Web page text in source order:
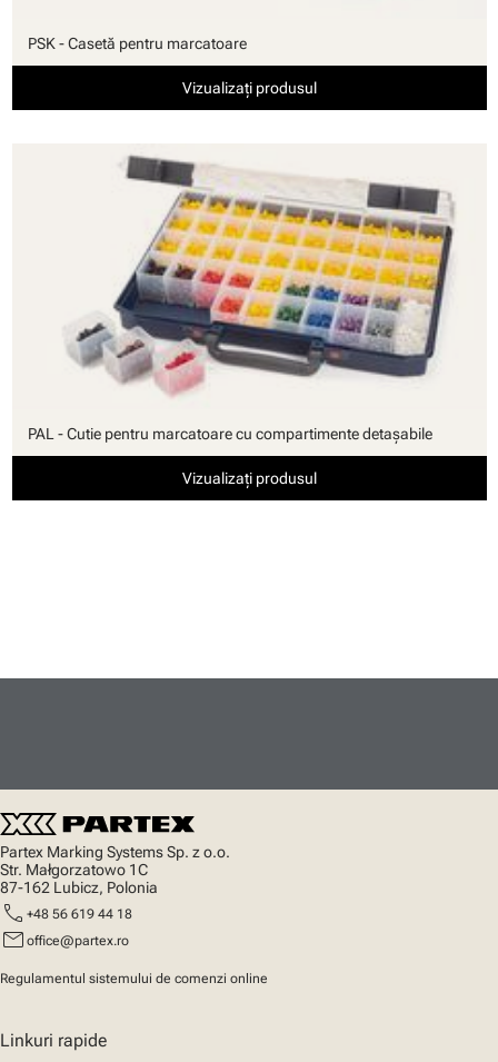
PSK - Casetă pentru marcatoare
Vizualizați produsul
PAL - Cutie pentru marcatoare cu compartimente detaşabile
Vizualizați produsul
Partex Marking Systems Sp. z o.o.
Str. Małgorzatowo 1C
87-162 Lubicz, Polonia
call +48 56 619 44 18
mail office@partex.ro
Regulamentul sistemului de comenzi online
Linkuri rapide